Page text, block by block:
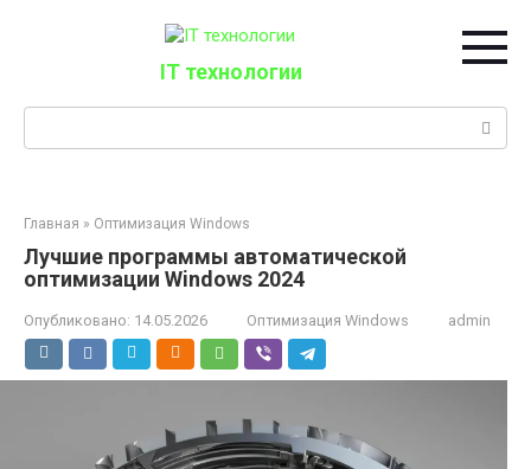
IT технологии
Главная » Оптимизация Windows
Лучшие программы автоматической
оптимизации Windows 2024
Опубликовано: 14.05.2026 Оптимизация Windows admin